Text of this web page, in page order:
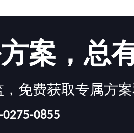
案，总
免费获取专属方
0275-0855